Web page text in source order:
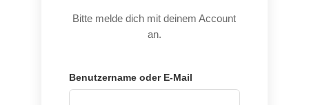
Bitte melde dich mit deinem Account
an.
Benutzername oder E-Mail